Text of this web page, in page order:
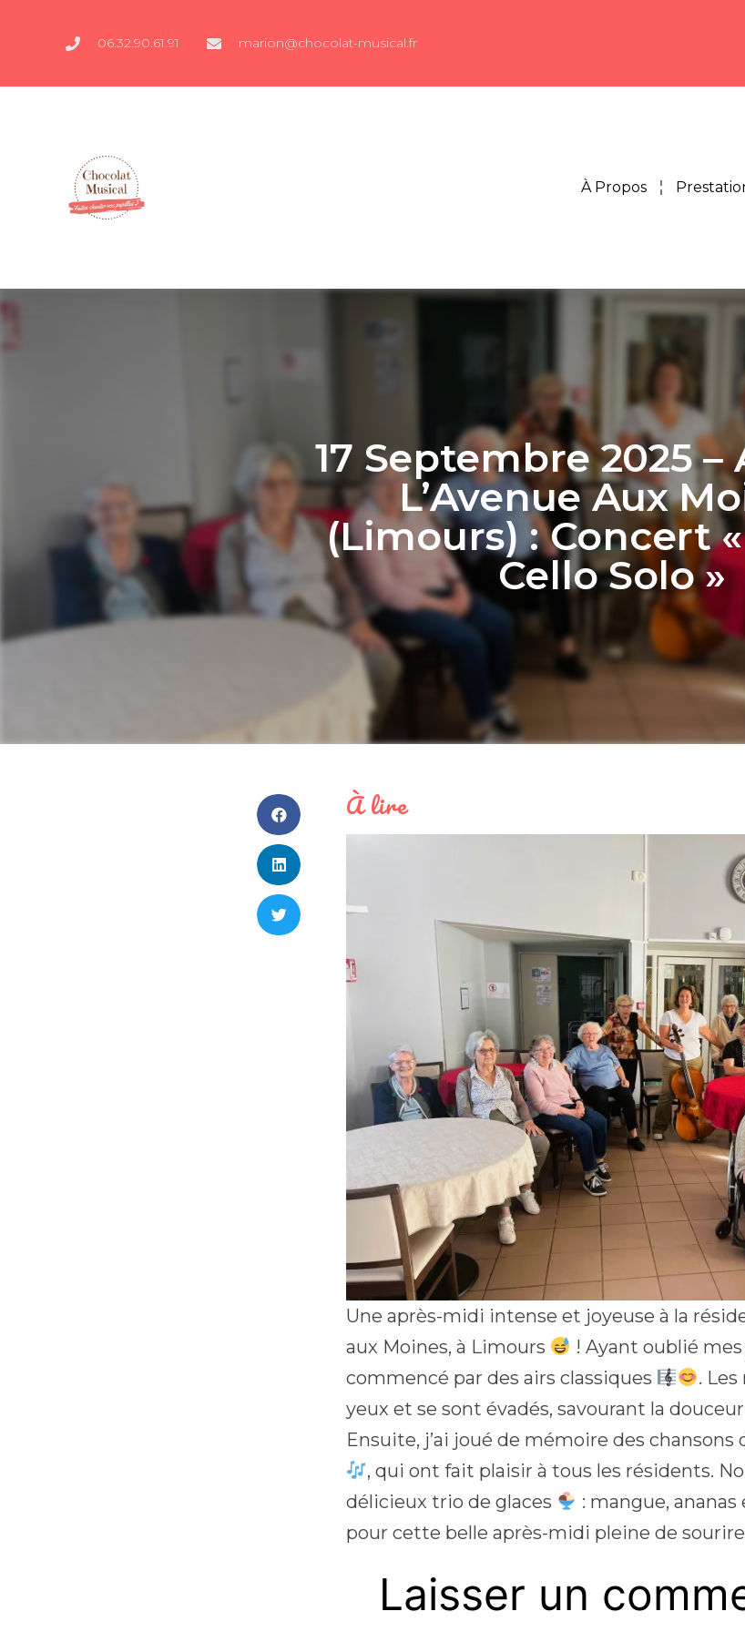
06.32.90.61.91 marion@chocolat-musical.fr
À Propos
17 Septembre 2025 –
L’Avenue Aux
(Limours) : Concert
Cello Solo »
À lire
Une après-midi intense et joyeuse à la
aux Moines, à Limours
! Ayant oublié
commencé par des airs classiques
.
yeux et se sont évadés, savourant la
Ensuite, j’ai joué de mémoire des chansons
, qui ont fait plaisir à tous les résidents.
délicieux trio de glaces
: mangue, ananas
pour cette belle après-midi pleine de
Laisser un